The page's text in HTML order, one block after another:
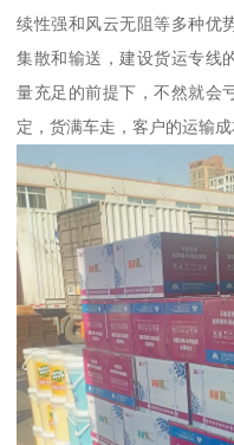
续性强和风云无阻等多种优
集散和输送，建设货运专线
量充足的前提下，不然就会
定，货满车走，客户的运输成